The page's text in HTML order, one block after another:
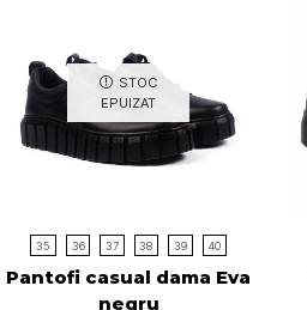
STOC
EPUIZAT
35 36 37 38 39 40
Pantofi casual dama Eva
negru